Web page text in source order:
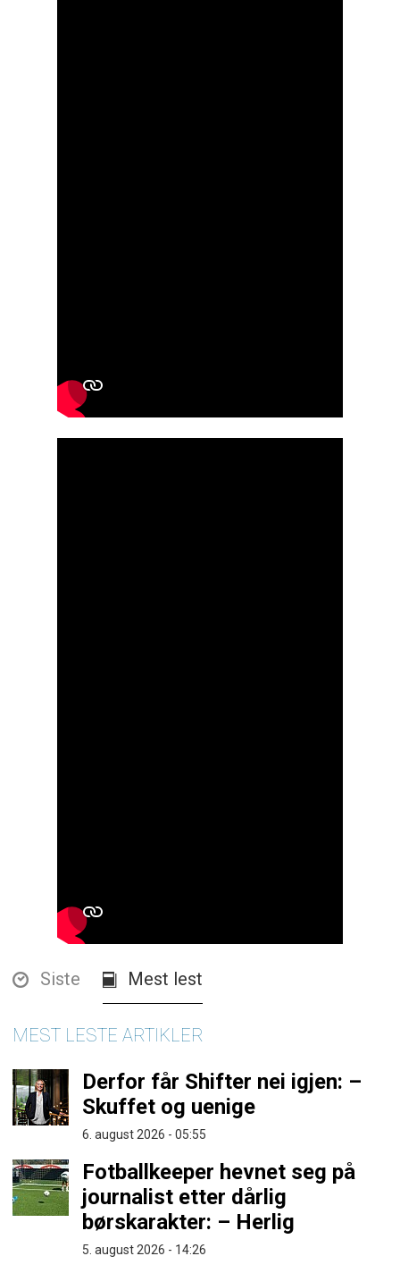
Siste Mest lest
MEST LESTE ARTIKLER
Derfor får Shifter nei igjen: –
Skuffet og uenige
6. august 2026 - 05:55
Fotballkeeper hevnet seg på
journalist etter dårlig
børskarakter: – Herlig
5. august 2026 - 14:26